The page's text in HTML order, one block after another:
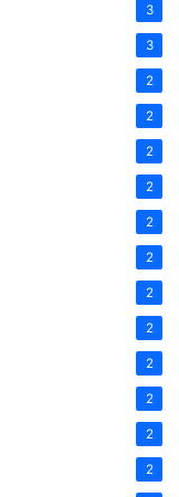
3
3
2
2
2
2
2
2
2
2
2
2
2
2